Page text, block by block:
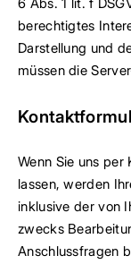
berechtigtes
Darstellung und
müssen die
Wenn Sie uns
lassen, werden
inklusive der von
zwecks
Anschlussfragen